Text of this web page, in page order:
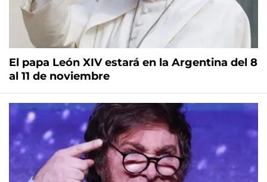
El papa León XIV estará en la Argentina del 8
al 11 de noviembre